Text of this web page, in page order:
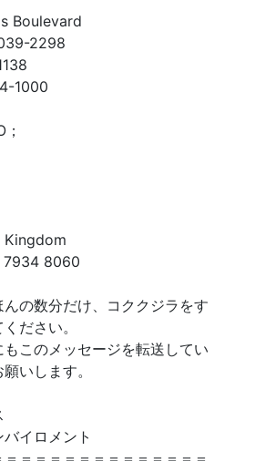
Boulevard
2298
1000
Kingdom
7934 8060
の数分だけ、コククジラをす
ださい。
このメッセージを転送してい
いします。
イロメント